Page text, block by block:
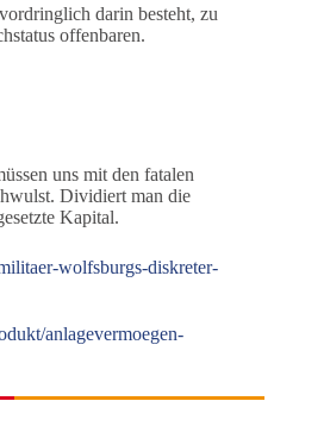
darin besteht, zu
offenbaren.
uns mit den fatalen
Dividiert man die
Kapital.
wolfsburgs-diskreter-
anlagevermoegen-